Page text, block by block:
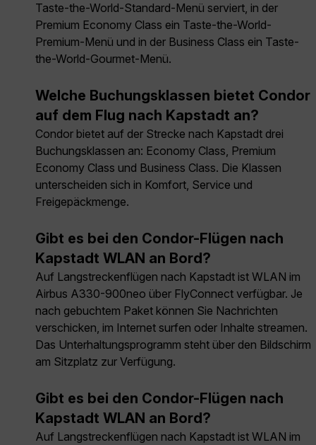
Taste-the-World-Standard-Menü serviert, in der
Premium Economy Class ein Taste-the-World-
Premium-Menü und in der Business Class ein Taste-
the-World-Gourmet-Menü.
Welche Buchungsklassen bietet Condor
auf dem Flug nach Kapstadt an?
Condor bietet auf der Strecke nach Kapstadt drei
Buchungsklassen an: Economy Class, Premium
Economy Class und Business Class. Die Klassen
unterscheiden sich in Komfort, Service und
Freigepäckmenge.
Gibt es bei den Condor-Flügen nach
Kapstadt WLAN an Bord?
Auf Langstreckenflügen nach Kapstadt ist WLAN im
Airbus A330-900neo über FlyConnect verfügbar. Je
nach gebuchtem Paket können Sie Nachrichten
verschicken, im Internet surfen oder Inhalte streamen.
Das Unterhaltungsprogramm steht über den Bildschirm
am Sitzplatz zur Verfügung.
Gibt es bei den Condor-Flügen nach
Kapstadt WLAN an Bord?
Auf Langstreckenflügen nach Kapstadt ist WLAN im